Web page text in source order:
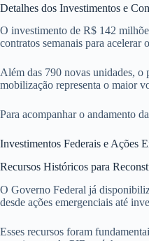
Detalhes dos Investimentos e
O investimento de R$ 142
contratos semanais para acelerar
Além das 790 novas unidades, o
mobilização representa o maior
Para acompanhar o andamento
Investimentos Federais e Ações
Recursos Históricos para
O Governo Federal já
desde ações emergenciais até
Esses recursos foram